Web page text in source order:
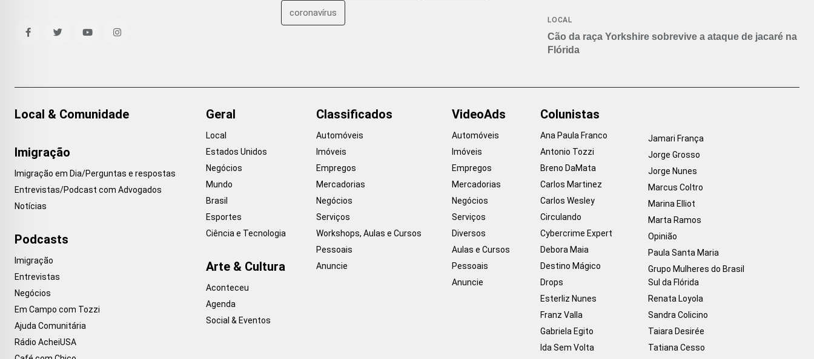
coronavírus
LOCAL
Cão da raça Yorkshire sobrevive a ataque de jacaré na
Flórida
Local & Comunidade
Imigração
Imigração em Dia/Perguntas e respostas
Entrevistas/Podcast com Advogados
Notícias
Podcasts
Imigração
Entrevistas
Negócios
Em Campo com Tozzi
Ajuda Comunitária
Rádio AcheiUSA
Geral
Local
Estados Unidos
Negócios
Mundo
Brasil
Esportes
Ciência e Tecnologia
Arte & Cultura
Aconteceu
Agenda
Social & Eventos
Classificados
Automóveis
Imóveis
Empregos
Mercadorias
Negócios
Serviços
Workshops, Aulas e Cursos
Pessoais
Anuncie
VideoAds
Automóveis
Imóveis
Empregos
Mercadorias
Negócios
Serviços
Diversos
Aulas e Cursos
Pessoais
Anuncie
Colunistas
Ana Paula Franco
Antonio Tozzi
Breno DaMata
Carlos Martinez
Carlos Wesley
Circulando
Cybercrime Expert
Debora Maia
Destino Mágico
Drops
Esterliz Nunes
Franz Valla
Gabriela Egito
Ida Sem Volta
Jamari França
Jorge Grosso
Jorge Nunes
Marcus Coltro
Marina Elliot
Marta Ramos
Opinião
Paula Santa Maria
Grupo Mulheres do Brasil
Sul da Flórida
Renata Loyola
Sandra Colicino
Taiara Desirée
Tatiana Cesso